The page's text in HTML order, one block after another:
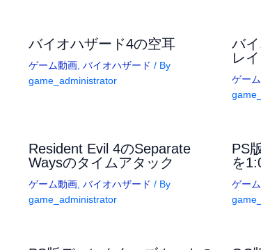
バイオハザード4の空耳
ゲーム動画, バイオハザード / By
game_administrator
バ
レイ
ゲー
Resident Evil 4のSeparate
Waysのタイムアタック
ゲーム動画, バイオハザード / By
game_administrator
PS
を
ゲー